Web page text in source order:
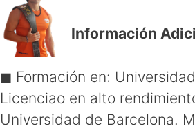
Información
◼ Formación en:
Licenciao en alto
Universidad de Barcelona.